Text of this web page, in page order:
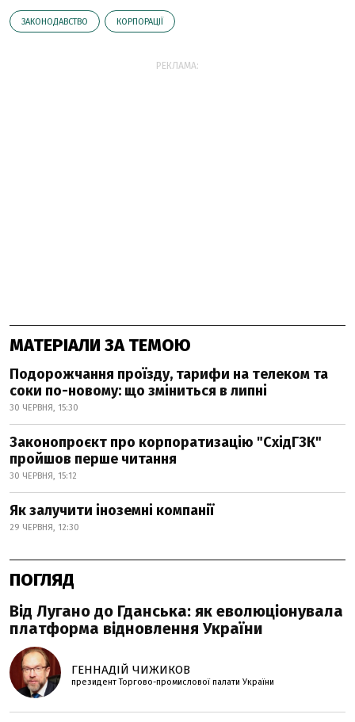
ЗАКОНОДАВСТВО КОРПОРАЦІЇ
РЕКЛАМА:
МАТЕРІАЛИ ЗА ТЕМОЮ
Подорожчання проїзду, тарифи на телеком та
соки по-новому: що зміниться в липні
30 ЧЕРВНЯ, 15:30
Законопроєкт про корпоратизацію "СхідГЗК"
пройшов перше читання
30 ЧЕРВНЯ, 15:12
Як залучити іноземні компанії
29 ЧЕРВНЯ, 12:30
ПОГЛЯД
Від Лугано до Гданська: як еволюціонувала
платформа відновлення України
ГЕННАДІЙ ЧИЖИКОВ
президент Торгово-промислової палати України